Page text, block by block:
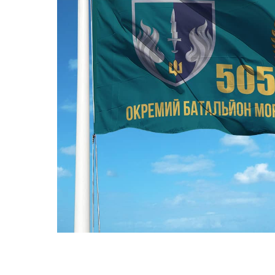
ПРАПОРИ КРАЇН СВІТУ
ПРАПОРИ МІСТ ТА СІЛ
УКРАЇНИ
ІСТОРИЧНІ ПРАПОРИ
ПІРАТСЬКІ ПРАПОРИ
АКСЕСУАРИ ТА
СУВЕНІРИ